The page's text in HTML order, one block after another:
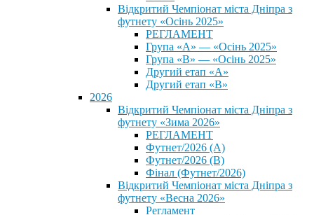
Відкритий Чемпіонат міста Дніпра з
футнету «Осінь 2025»
РЕГЛАМЕНТ
Група «А» — «Осінь 2025»
Група «В» — «Осінь 2025»
Другий етап «А»
Другий етап «В»
2026
Відкритий Чемпіонат міста Дніпра з
футнету «Зима 2026»
РЕГЛАМЕНТ
Футнет/2026 (А)
Футнет/2026 (В)
Фінал (Футнет/2026)
Відкритий Чемпіонат міста Дніпра з
футнету «Весна 2026»
Регламент